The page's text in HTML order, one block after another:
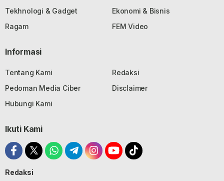
Tekhnologi & Gadget
Ekonomi & Bisnis
Ragam
FEM Video
Informasi
Tentang Kami
Redaksi
Pedoman Media Ciber
Disclaimer
Hubungi Kami
Ikuti Kami
Redaksi